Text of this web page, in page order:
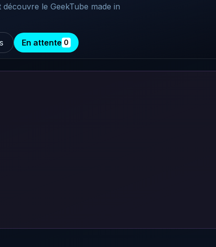
le GeekTube made in
En attente 0